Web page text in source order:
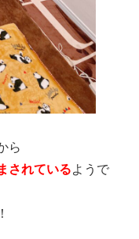
ら
されている ようで